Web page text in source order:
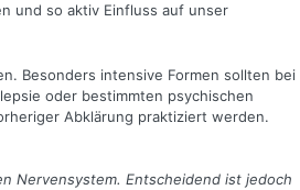
und so aktiv Einfluss auf unser
Besonders intensive Formen sollten bei
oder bestimmten psychischen
Abklärung praktiziert werden.
Nervensystem. Entscheidend ist jedoch